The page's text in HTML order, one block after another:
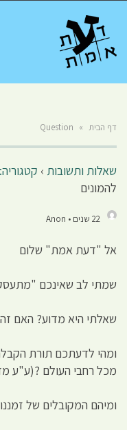
דף הבית »
Question
שאלות ותשובות ›
להמונים
22 שנים • Anon
אל "דעת אמת" שלום
שמתי לב שאינכם
שאלתי היא מדוע? האם
ומהי לדעתכם תורת
מכל רחבי העולם ?(ע"ע
ומיהם המקובלים של